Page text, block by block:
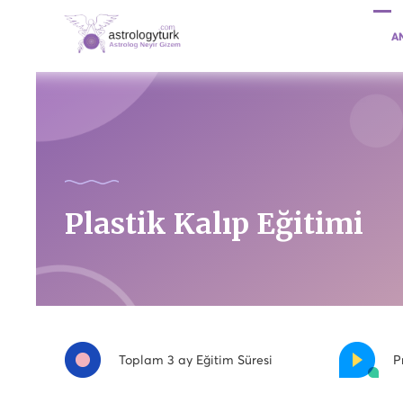
Plastik Kalıp Eğitimi
Toplam 3 ay Eğitim Süresi